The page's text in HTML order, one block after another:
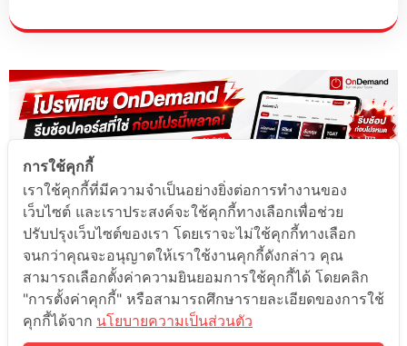
การใช้คุกกี้
เราใช้คุกกี้ที่มีความจำเป็นอย่างยิ่งต่อการทำงานของ
เว็บไซต์ และเราประสงค์จะใช้คุกกี้ทางเลือกเพื่อช่วย
ปรับปรุงเว็บไซต์ของเรา โดยเราจะไม่ใช้คุกกี้ทางเลือก
จนกว่าคุณจะอนุญาตให้เราใช้งานคุกกี้ดังกล่าว คุณ
สามารถเลือกตั้งค่าความยินยอมการใช้คุกกี้ได้ โดยคลิก
"การตั้งค่าคุกกี้" หรือสามารถศึกษารายละเอียดของการใช้
คุกกี้ได้จาก นโยบายความเป็นส่วนตัว